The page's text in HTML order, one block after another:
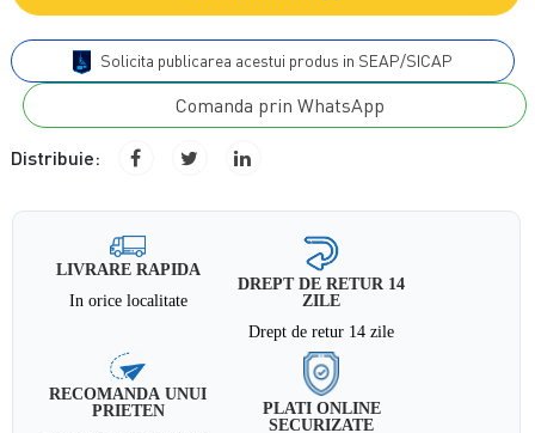
Solicita publicarea acestui produs in SEAP/SICAP
Comanda prin WhatsApp
Distribuie:
LIVRARE RAPIDA
In orice localitate
DREPT DE RETUR 14
ZILE
Drept de retur 14 zile
RECOMANDA UNUI
PRIETEN
PLATI ONLINE
SECURIZATE